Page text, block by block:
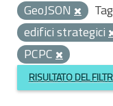
GeoJSON
edifici strategici
PCPC
RISULTATO DEL